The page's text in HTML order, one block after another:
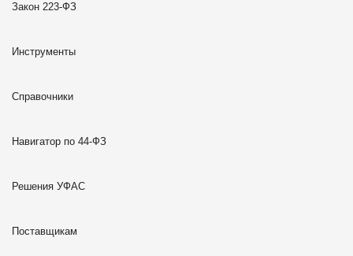
Закон 223-ФЗ
Инструменты
Справочники
Навигатор по 44-ФЗ
Решения УФАС
Поставщикам